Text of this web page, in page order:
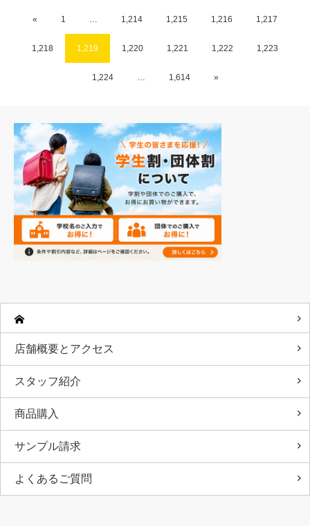
« 1 1,214 1,215 1,216 1,217
1,218 1,219 1,220 1,221 1,222 1,223
1,224 1,614 »
店舗概要とアクセス
スタッフ紹介
商品購入
サンプル請求
よくあるご質問